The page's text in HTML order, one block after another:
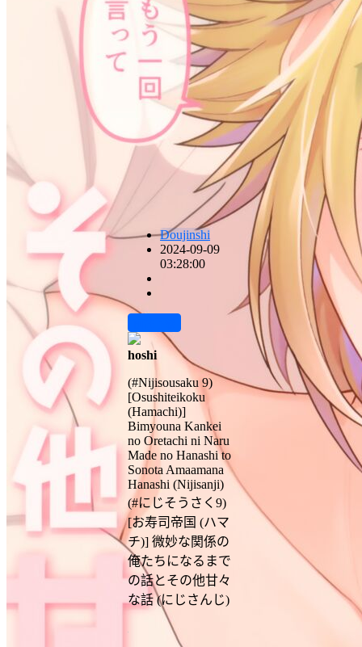
Doujinshi
2024-09-09
03:28:00
hoshi
(#Nijisousaku 9)
[Osushiteikoku
(Hamachi)]
Bimyouna Kankei
no Oretachi ni Naru
Made no Hanashi to
Sonota Amaamana
Hanashi (Nijisanji)
(#にじそうさく9)
[お寿司帝国 (ハマ
チ)] 微妙な関係の
俺たちになるまで
の話とその他甘々
な話 (にじさんじ)